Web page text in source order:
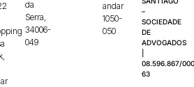
da
Serra,
34006-
049
andar
1050-
050
–
SOCIEDADE
DE
ADVOGADOS
08.596.867/
63